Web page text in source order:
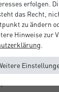
x 70 cm
erfolgen.
das Recht,
zu ändern
Hinweise zur